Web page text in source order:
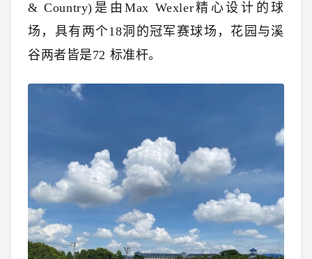
& Country)是由Max Wexler精心设计的球
场，具有两个18洞的冠军赛球场， 花园与溪
谷两者皆是72 标准杆。